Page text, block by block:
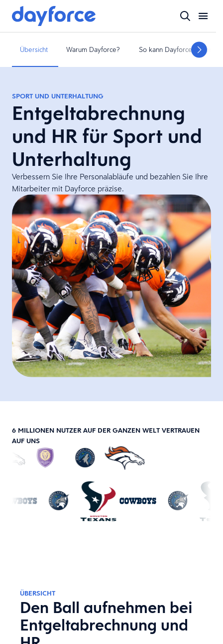
Übersicht Warum Dayforce? So kann Dayforce helfen
SPORT UND UNTERHALTUNG
Entgeltabrechnung
und HR für Sport und
Unterhaltung
Verbessern Sie Ihre Personalabläufe und bezahlen Sie Ihre
Mitarbeiter mit Dayforce präzise.
6 MILLIONEN NUTZER AUF DER GANZEN WELT VERTRAUEN
AUF UNS
ÜBERSICHT
Den Ball aufnehmen bei
Entgeltabrechnung und